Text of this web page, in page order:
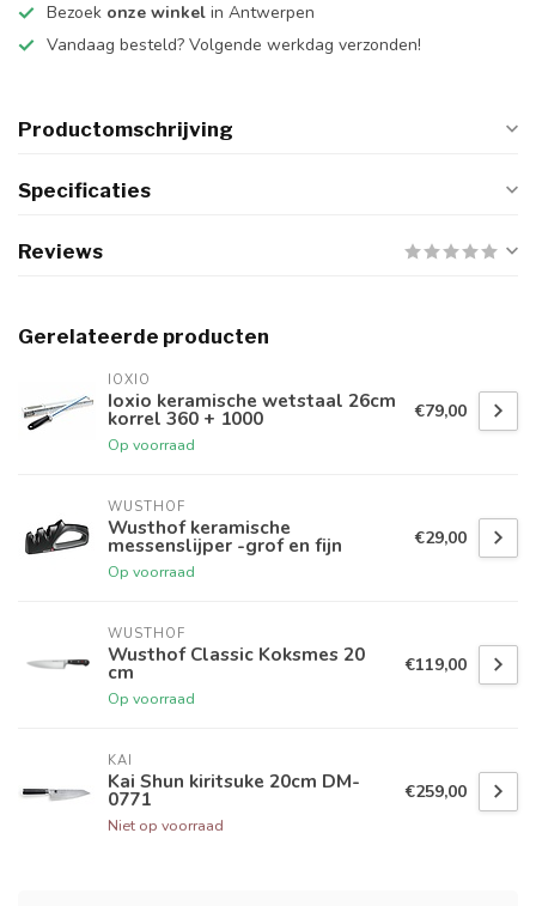
Bezoek onze winkel in Antwerpen
Vandaag besteld? Volgende werkdag verzonden!
Productomschrijving
Specificaties
Reviews
Gerelateerde producten
IOXIO
Ioxio keramische wetstaal 26cm
korrel 360 + 1000
Op voorraad
€79,00
WUSTHOF
Wusthof keramische
messenslijper -grof en fijn
Op voorraad
€29,00
WUSTHOF
Wusthof Classic Koksmes 20
cm
Op voorraad
€119,00
KAI
Kai Shun kiritsuke 20cm DM-
0771
Niet op voorraad
€259,00